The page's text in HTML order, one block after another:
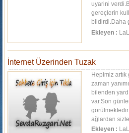
uyarini
gereçlerin
bildirdi.Daha
açtığını...
Ekleyen :
İnternet Üzerinden Tuzak
Hepimiz
zaman
bilenden
var.Son
ağlardan
Ekleyen :